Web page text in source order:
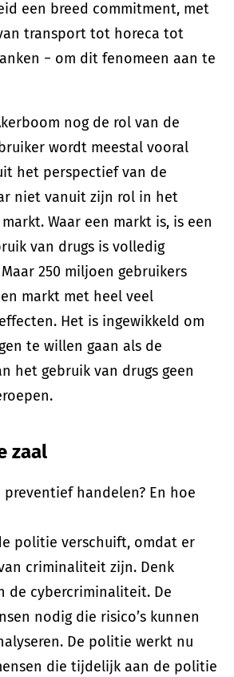
een breed commitment, met
transport tot horeca tot
− om dit fenomeen aan te
nog de rol van de
wordt meestal vooral
het perspectief van de
niet vanuit zijn rol in het
Waar een markt is, is een
van drugs is volledig
250 miljoen gebruikers
markt met heel veel
Het is ingewikkeld om
te willen gaan als de
het gebruik van drugs geen
zaal
handelen? En hoe
politie verschuift, omdat er
criminaliteit zijn. Denk
de cybercriminaliteit. De
nodig die risico’s kunnen
De politie werkt nu
die tijdelijk aan de politie